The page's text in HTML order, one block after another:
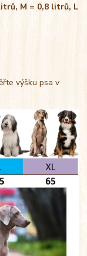
M = 0,8 litrů, L
výšku psa v